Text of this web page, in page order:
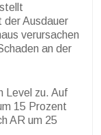
der Ausdauer
verursachen
an der
Level zu. Auf
15 Prozent
AR um 25